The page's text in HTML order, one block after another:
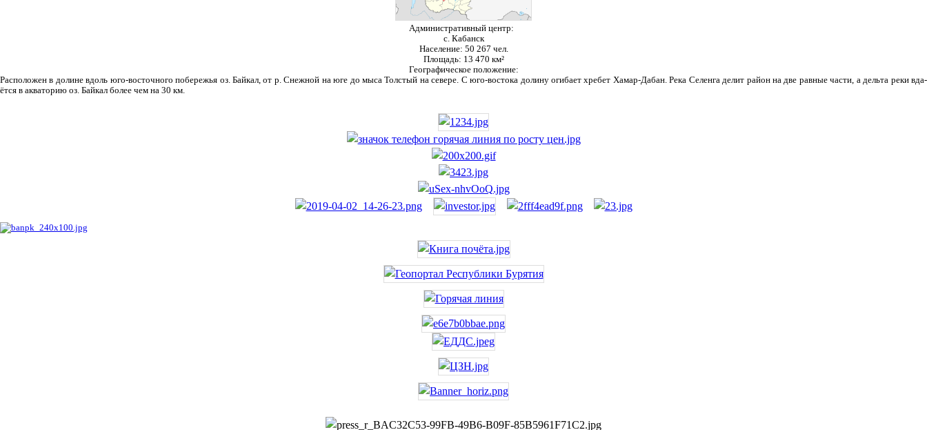
Административный центр:
с. Кабанск
Население: 50 267 чел.
Площадь: 13 470 км²
Географическое положение:
Рас­положен в долине вдоль юго-восточного побережья оз. Байкал, от р. Снежной на юге до мыса Толстый на севере. С юго-востока долину огибает хребет Хамар-Дабан. Река Селенга делит район на две равные части, а дельта реки вда­
ётся в акваторию оз. Байкал более чем на 30 км.